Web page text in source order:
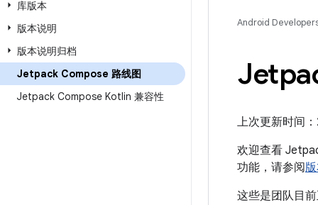
库版本
版本说明
版本说明归档
Jetpack Compose 路线图
Jetpack Compose Kotlin 兼容性
Android
上次更新时间
欢迎查看
功能，请参阅
这些是团队目